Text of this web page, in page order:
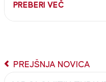
PREBERI VEČ
PREJŠNJA NOVICA